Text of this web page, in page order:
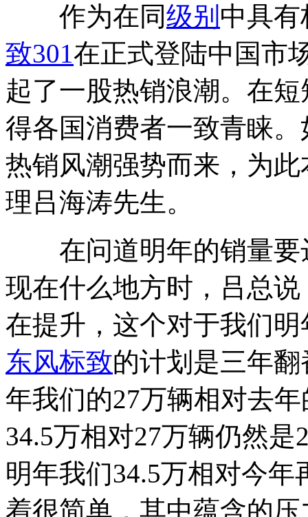
作为在同级别 中具
致301在正式登陆中国市
起了一股热销浪潮。在
得各国消费者一致青睐。
热销风潮强势而来，为
理吕海涛先生。
在问道明年的销量要
现在什么地方时，吕总说
在提升，这个对于我们
东风标致的计划是三年
年我们的27万辆相对去
34.5万相对27万辆仍然
明年我们34.5万相对今年
着很简单，其中蕴含的